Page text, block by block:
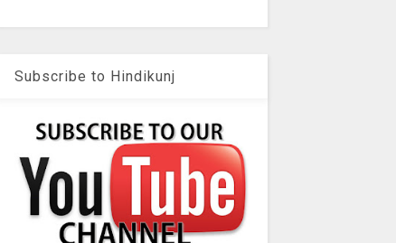
Subscribe to Hindikunj